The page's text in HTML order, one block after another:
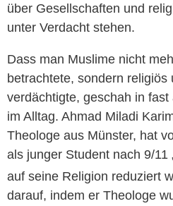
über Gesellschaften und
unter Verdacht stehen.
Dass man Muslime nicht
betrachtete, sondern religiös
verdächtigte, geschah in
im Alltag. Ahmad Miladi
Theologe aus Münster, hat
als junger Student nach 9/11
auf seine Religion reduziert
darauf, indem er Theologe